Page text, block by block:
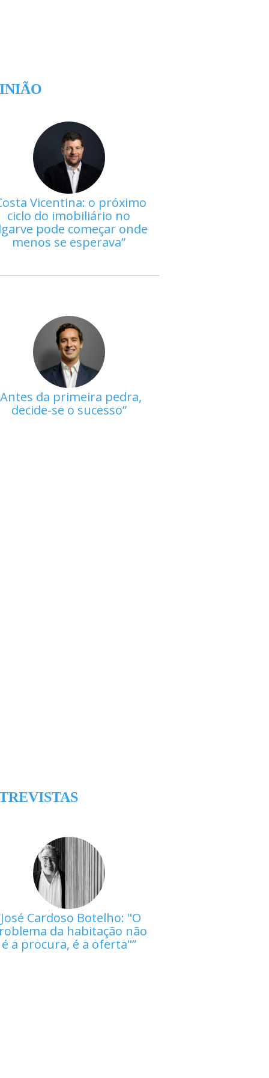
Vicentina: o próximo
ciclo do imobiliário no
pode começar onde
menos se esperava
Antes da primeira pedra,
decide-se o sucesso
José Cardoso Botelho: "O
da habitação não
é a procura, é a oferta"